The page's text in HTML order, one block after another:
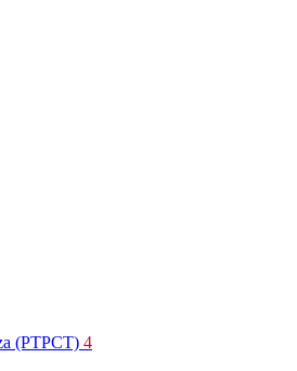
(PTPCT) 4